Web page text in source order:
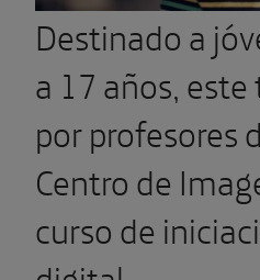
Destinado a
a 17 años,
por profesores
Centro de
curso de